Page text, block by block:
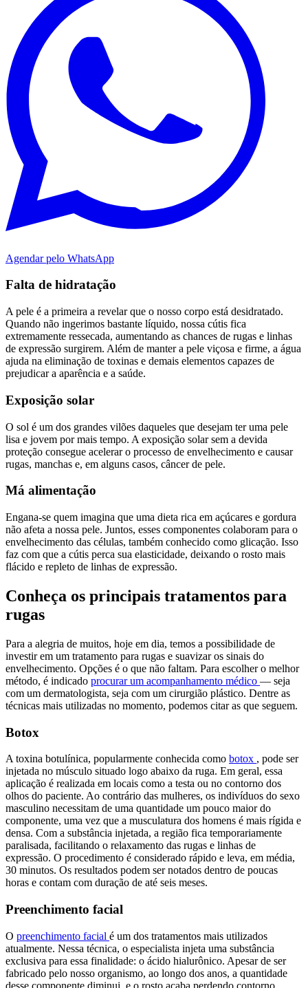
Agendar pelo WhatsApp
Falta de hidratação
A pele é a primeira a revelar que o nosso corpo está desidratado.
Quando não ingerimos bastante líquido, nossa cútis fica
extremamente ressecada, aumentando as chances de rugas e linhas
de expressão surgirem. Além de manter a pele viçosa e firme, a água
ajuda na eliminação de toxinas e demais elementos capazes de
prejudicar a aparência e a saúde.
Exposição solar
O sol é um dos grandes vilões daqueles que desejam ter uma pele
lisa e jovem por mais tempo. A exposição solar sem a devida
proteção consegue acelerar o processo de envelhecimento e causar
rugas, manchas e, em alguns casos, câncer de pele.
Má alimentação
Engana-se quem imagina que uma dieta rica em açúcares e gordura
não afeta a nossa pele. Juntos, esses componentes colaboram para o
envelhecimento das células, também conhecido como glicação. Isso
faz com que a cútis perca sua elasticidade, deixando o rosto mais
flácido e repleto de linhas de expressão.
Conheça os principais tratamentos para
rugas
Para a alegria de muitos, hoje em dia, temos a possibilidade de
investir em um tratamento para rugas e suavizar os sinais do
envelhecimento. Opções é o que não faltam. Para escolher o melhor
método, é indicado procurar um acompanhamento médico — seja
com um dermatologista, seja com um cirurgião plástico. Dentre as
técnicas mais utilizadas no momento, podemos citar as que seguem.
Botox
A toxina botulínica, popularmente conhecida como botox , pode ser
injetada no músculo situado logo abaixo da ruga. Em geral, essa
aplicação é realizada em locais como a testa ou no contorno dos
olhos do paciente. Ao contrário das mulheres, os indivíduos do sexo
masculino necessitam de uma quantidade um pouco maior do
componente, uma vez que a musculatura dos homens é mais rígida e
densa. Com a substância injetada, a região fica temporariamente
paralisada, facilitando o relaxamento das rugas e linhas de
expressão. O procedimento é considerado rápido e leva, em média,
30 minutos. Os resultados podem ser notados dentro de poucas
horas e contam com duração de até seis meses.
Preenchimento facial
O preenchimento facial é um dos tratamentos mais utilizados
atualmente. Nessa técnica, o especialista injeta uma substância
exclusiva para essa finalidade: o ácido hialurônico. Apesar de ser
fabricado pelo nosso organismo, ao longo dos anos, a quantidade
desse componente diminui, e o rosto acaba perdendo contorno,